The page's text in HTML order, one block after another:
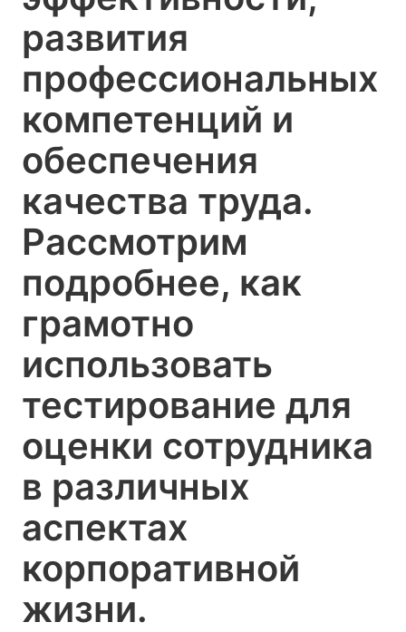
развития
профессиональных
компетенций и
обеспечения
качества труда.
Рассмотрим
подробнее, как
грамотно
использовать
тестирование для
оценки сотрудника
в различных
аспектах
корпоративной
жизни.